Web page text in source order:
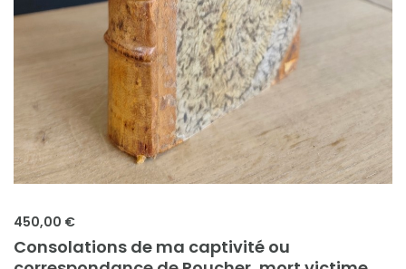
450,00 €
Consolations de ma captivité ou